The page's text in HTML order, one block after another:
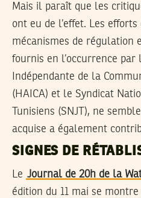
Mais il paraît que les
ont eu de l’effet. Les
mécanismes de régulation
fournis en l’occurrence
Indépendante de la
(HAICA) et le Syndicat
Tunisiens (SNJT), ne
acquise a également
SIGNES DE
Le Journal de 20h de la
édition du 11 mai se